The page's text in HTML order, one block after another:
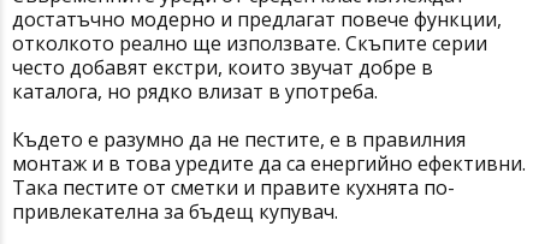
достатъчно модерно и предлагат повече функции,
отколкото реално ще използвате. Скъпите серии
често добавят екстри, които звучат добре в
каталога, но рядко влизат в употреба.
Където е разумно да не пестите, е в правилния
монтаж и в това уредите да са енергийно ефективни.
Така пестите от сметки и правите кухнята по-
привлекателна за бъдещ купувач.